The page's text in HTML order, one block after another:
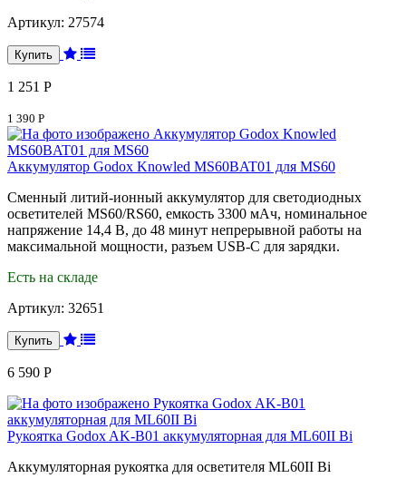
Артикул: 27574
1 251 Р
1 390 Р
Аккумулятор Godox Knowled MS60BAT01 для MS60
Сменный литий-ионный аккумулятор для светодиодных
осветителей MS60/RS60, емкость 3300 мАч, номинальное
напряжение 14,4 В, до 48 минут непрерывной работы на
максимальной мощности, разъем USB-C для зарядки.
Есть на складе
Артикул: 32651
6 590 Р
Рукоятка Godox AK-B01 аккумуляторная для ML60II Bi
Аккумуляторная рукоятка для осветителя ML60II Bi